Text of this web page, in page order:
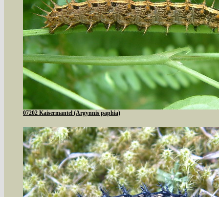
07202 Kaisermantel (Argynnis paphia)